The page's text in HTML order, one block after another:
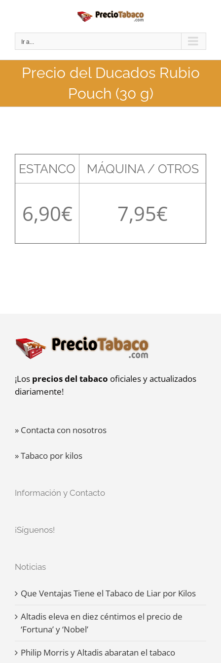
contenido
Ir a...
Precio del Ducados Rubio
Pouch (30 g)
ESTANCO MÁQUINA / OTROS
6,90 7,95
¡Los precios del tabaco oficiales y actualizados
diariamente!
» Contacta con nosotros
» Tabaco por kilos
Información y Contacto
¡Síguenos!
Noticias
Que Ventajas Tiene el Tabaco de Liar por Kilos
Altadis eleva en diez céntimos el precio de
‘Fortuna’ y ‘Nobel’
Philip Morris y Altadis abaratan el tabaco